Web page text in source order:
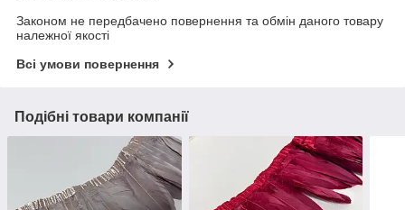
Законом не передбачено повернення та обмін даного товару
належної якості
Всі умови повернення
Подібні товари компанії